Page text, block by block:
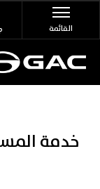
القائمة
خدمة